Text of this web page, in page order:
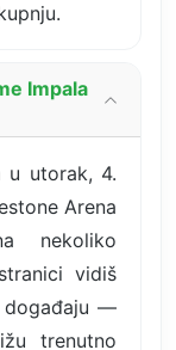
Impala
u utorak, 4.
Arena
nekoliko
vidiš
događaju —
trenutno